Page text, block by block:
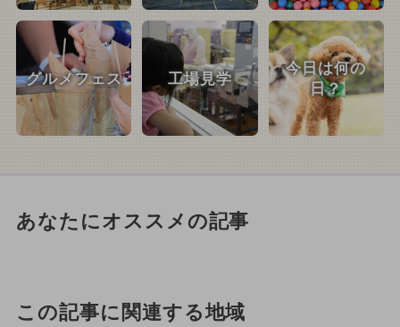
グルメフェス 工場見学
今日は何の
日？
あなたにオススメの記事
この記事に関連する地域